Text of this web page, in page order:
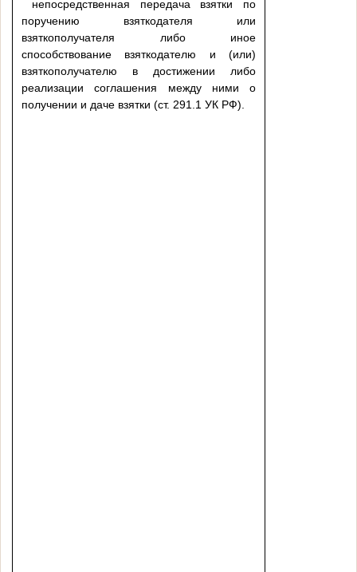
непосредственная передача взятки по
поручению взяткодателя или
взяткополучателя либо иное
способствование взяткодателю и (или)
взяткополучателю в достижении либо
реализации соглашения между ними о
получении и даче взятки (ст. 291.1 УК РФ).